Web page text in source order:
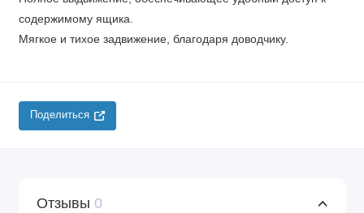
содержимому ящика.
Мягкое и тихое задвижение, благодаря доводчику.
Поделиться
Отзывы 0